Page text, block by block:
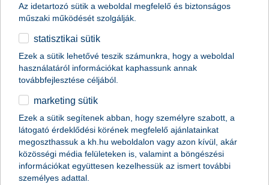
A legjobb kereskedelemfinanszírozási
bank címet kapta a K&H Bank
Magyarországon
A Global Finance magazin ismét a K&H Banknak ítélte a legjobb
kereskedelemfinanszírozási bank címet Magyarországon (Best
Trade Finance Provider in Hungary 2011).
Az idetartozó sütik a weboldal megfelelő és biztonságos
műszaki működését szolgálják.
statisztikai sütik
Ezek a sütik lehetővé teszik számunkra, hogy a weboldal
használatáról információkat kaphassunk annak
továbbfejlesztése céljából.
marketing sütik
Ezek a sütik segítenek abban, hogy személyre szabott, a
látogató érdeklődési körének megfelelő ajánlatainkat
megoszthassuk a kh.hu weboldalon vagy azon kívül, akár
közösségi média felületeken is, valamint a böngészési
információkat együttesen kezelhessük az ismert további
személyes adattal.